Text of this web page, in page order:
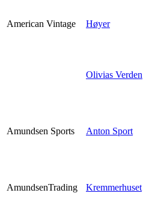
American Vintage Høyer
Olivias Verden
Amundsen Sports Anton Sport
AmundsenTrading Kremmerhuset